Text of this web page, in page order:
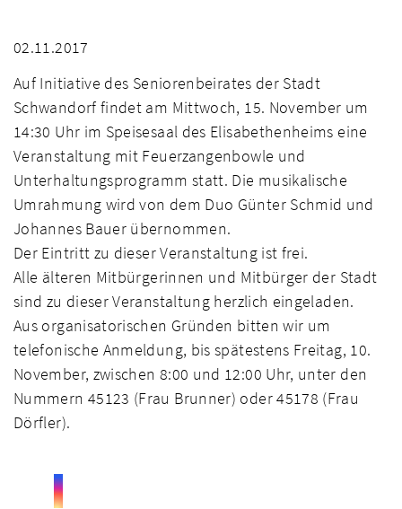
02.11.2017
Auf Initiative des Seniorenbeirates der Stadt
Schwandorf findet am Mittwoch, 15. November um
14:30 Uhr im Speisesaal des Elisabethenheims eine
Veranstaltung mit Feuerzangenbowle und
Unterhaltungsprogramm statt. Die musikalische
Umrahmung wird von dem Duo Günter Schmid und
Johannes Bauer übernommen.
Der Eintritt zu dieser Veranstaltung ist frei.
Alle älteren Mitbürgerinnen und Mitbürger der Stadt
sind zu dieser Veranstaltung herzlich eingeladen.
Aus organisatorischen Gründen bitten wir um
telefonische Anmeldung, bis spätestens Freitag, 10.
November, zwischen 8:00 und 12:00 Uhr, unter den
Nummern 45123 (Frau Brunner) oder 45178 (Frau
Dörfler).